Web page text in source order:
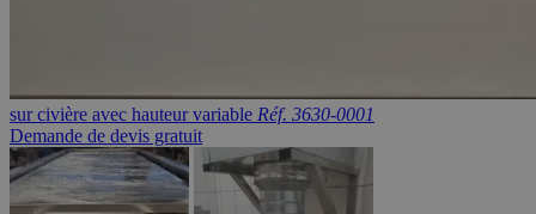
sur civière avec hauteur variable Réf. 3630-0001
Demande de devis gratuit